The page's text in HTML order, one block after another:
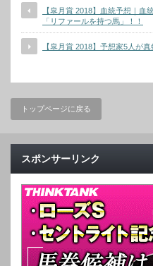
【皐月賞 2018】血統予想｜血
「リファールを持つ馬」！！
【皐月賞 2018】予想家5人が
トップページに戻る
スポンサーリンク